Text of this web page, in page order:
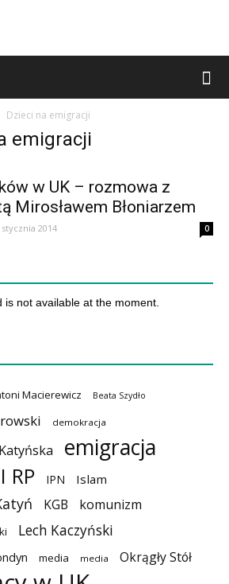
Dzieci na emigracji
emigracji
w UK – rozmowa z
Mirosławem Błoniarzem
stycznia 2014 0
is not available at the moment.
Macierewicz Beata Szydło
demokracja
emigracja
RP IPN Islam
KGB komunizm
Lech Kaczyński
media media
Okrągły Stół